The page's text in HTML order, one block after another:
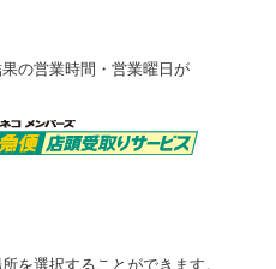
の営業時間・営業曜日が
を選択することができます。